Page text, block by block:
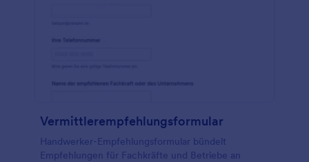
Vermittlerempfehlungsformular
Handwerker-Empfehlungsformular bündelt
Empfehlungen für Fachkräfte und Betriebe an